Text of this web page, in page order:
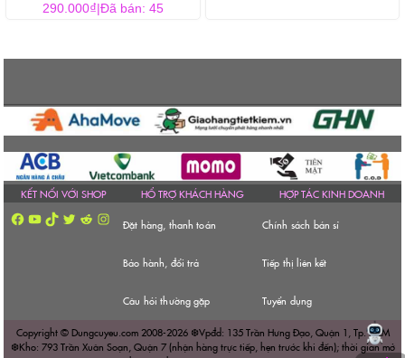
290.000₫ Đã bán: 45
KẾT NỐI VỚI SHOP
Facebook
YouTube
TikTokTwitterRedditInstagram
HỔ TRỢ KHÁCH HÀNG
Đặt hàng, thanh toán
Bảo hành, đổi trả
Câu hỏi thường gặp
HỢP TÁC KINH DOANH
Chính sách bán sỉ
Tiếp thị liên kết
Tuyển dụng
Copyright © Dungcuyeu.com 2008-2026 ❆Vpđd: 135 Trần Hưng Đạo, Quận 1, Tp. HCM
❆Kho: 793 Trần Xuân Soạn, Quận 7 (nhận hàng trực tiếp, hẹn trước khi đến); thời gian mở